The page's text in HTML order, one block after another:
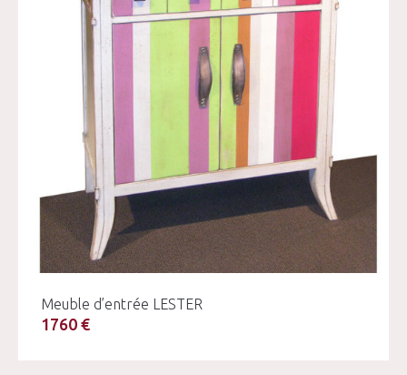
Meuble d’entrée LESTER
1760 €